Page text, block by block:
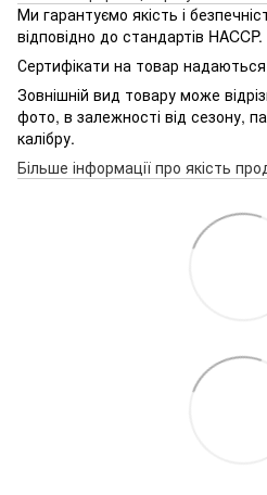
Ми гарантуємо якість і
відповідно до стандартів HACCP.
Сертифікати на товар надаються
Зовнішній вид товару може
фото, в залежності від сезону,
калібру.
Більше інформації про якість